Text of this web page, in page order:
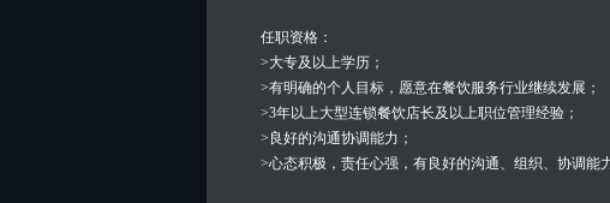
任职资格：
>大专及以上学历；
>有明确的个人目标，愿意在餐饮服务行业继续发展；
>3年以上大型连锁餐饮店长及以上职位管理经验；
>良好的沟通协调能力；
>心态积极，责任心强，有良好的沟通、组织、协调能力